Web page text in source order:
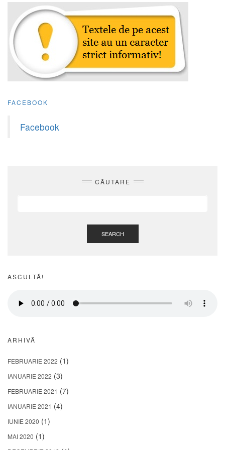
FACEBOOK
Facebook
CĂUTARE
SEARCH
ASCULTĂ!
ARHIVĂ
FEBRUARIE 2022 (1)
IANUARIE 2022 (3)
FEBRUARIE 2021 (7)
IANUARIE 2021 (4)
IUNIE 2020 (1)
MAI 2020 (1)